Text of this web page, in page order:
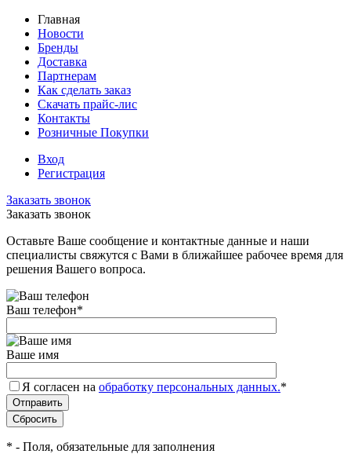
Главная
Новости
Бренды
Доставка
Партнерам
Как сделать заказ
Скачать прайс-лис
Контакты
Розничные Покупки
Вход
Регистрация
Заказать звонок
Заказать звонок
Оставьте Ваше сообщение и контактные данные и наши
специалисты свяжутся с Вами в ближайшее рабочее время для
решения Вашего вопроса.
Ваш телефон*
Ваше имя
Я согласен на обработку персональных данных.*
* - Поля, обязательные для заполнения